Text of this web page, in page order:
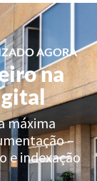
AGORA
na
máxima
–
e indexação